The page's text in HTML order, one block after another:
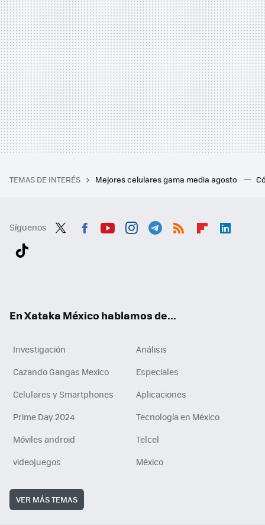
TEMAS DE INTERÉS Mejores celulares gama media agosto
Síguenos
En Xataka México hablamos de...
Investigación
Análisis
Cazando Gangas Mexico
Especiales
Celulares y Smartphones
Aplicaciones
Prime Day 2024
Tecnología en México
Móviles android
Telcel
videojuegos
México
VER MÁS TEMAS